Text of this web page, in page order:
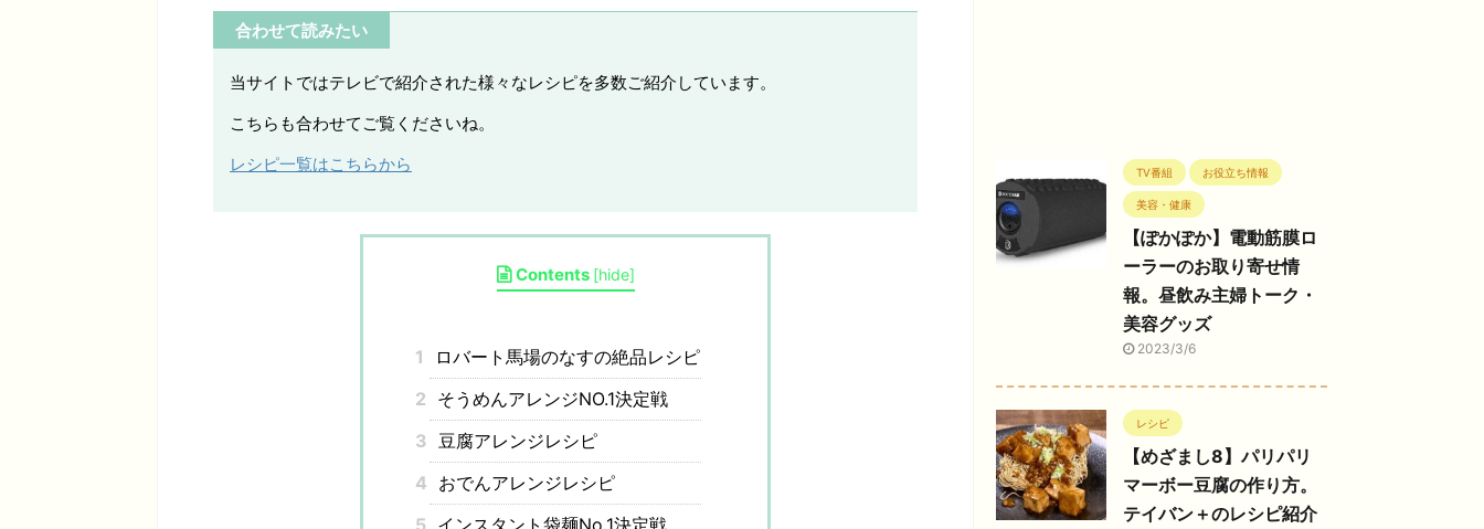
合わせて読みたい
当サイトではテレビで紹介された様々なレシピを多数ご紹介しています。
こちらも合わせてご覧くださいね。
レシピ一覧はこちらから
Contents [hide]
1
ロバート馬場のなすの絶品レシピ
2 そうめんアレンジNO.1決定戦
3 豆腐アレンジレシピ
4 おでんアレンジレシピ
5 インスタント袋麺No.1決定戦
TV番組 お役立ち情報
美容・健康
【ぽかぽか】電動筋膜ロ
ーラーのお取り寄せ情
報。昼飲み主婦トーク・
美容グッズ
2023/3/6
レシピ
【めざまし8】パリパリ
マーボー豆腐の作り方。
テイバン＋のレシピ紹介